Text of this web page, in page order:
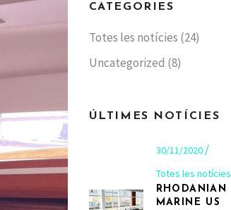
CATEGORIES
Totes les notícies (24)
Uncategorized (8)
ÚLTIMES NOTÍCIES
30/11/2020
Totes les notícies
RHODANIAN
MARINE US